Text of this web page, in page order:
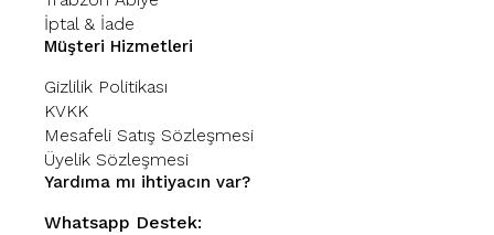
İptal & İade
Müşteri Hizmetleri
Gizlilik Politikası
KVKK
Mesafeli Satış Sözleşmesi
Üyelik Sözleşmesi
Yardıma mı ihtiyacın var?
Whatsapp Destek: